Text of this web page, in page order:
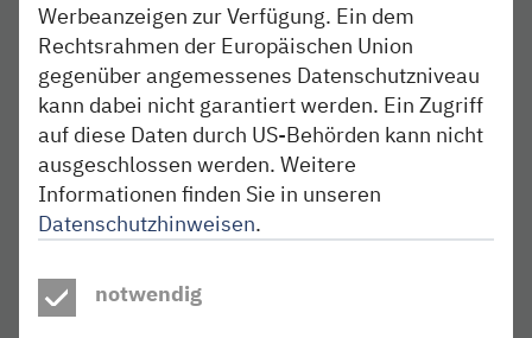
13. – 15. Februar, jeweils ab 22 Uhr bis 4 Uhr
des Folgetages: Alle Zugfahrten zwischen
Rendsburg und Husum entfallen.
24. Februar, ab 22 Uhr bis 25. Februar, 5 Uhr
sowie26. Februar, ab 22 Uhr bis
Uhr:In diesem Zeitraum fallen alle Zugfahrten
zwischen Rendsburg und Husum aus.
Wegen nächtlicher Streckensperrungen entfallen
Werbeanzeigen zur Verfügung. Ein dem
Rechtsrahmen der Europäischen Union
gegenüber angemessenes Datenschutzniveau
kann dabei nicht garantiert werden. Ein Zugriff
auf diese Daten durch US-Behörden kann nicht
ausgeschlossen werden. Weitere
Informationen finden Sie in unseren
Datenschutzhinweisen.
notwendig